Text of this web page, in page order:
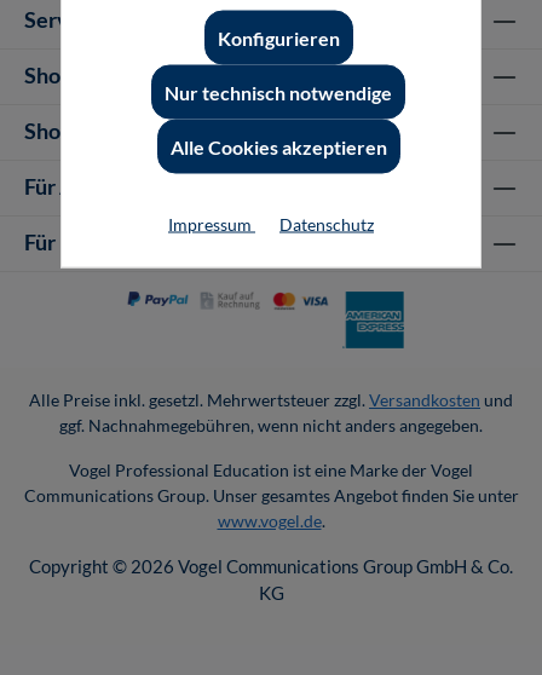
Service-Hotline
Shop Informationen
Shop-Service
Für Autor-/innen
Für Unternehmen
Alle Preise inkl. gesetzl. Mehrwertsteuer zzgl. Versandkosten und
ggf. Nachnahmegebühren, wenn nicht anders angegeben.
Vogel Professional Education ist eine Marke der Vogel
Communications Group. Unser gesamtes Angebot finden Sie unter
www.vogel.de.
Copyright © 2026 Vogel Communications Group GmbH & Co.
KG
Nur technisch notwendige
Konfigurieren
Alle Cookies akzeptieren
Impressum Datenschutz